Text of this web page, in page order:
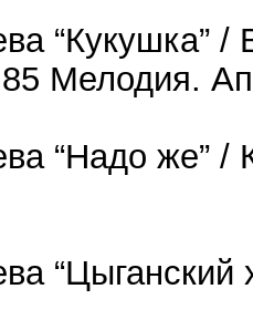
“Кукушка” /
85 Мелодия.
“Надо же” /